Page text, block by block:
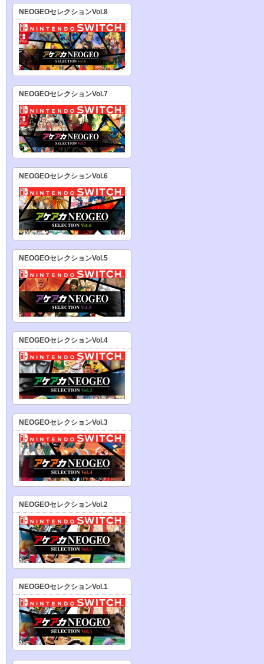
NEOGEOセレクションVol.8
NEOGEOセレクションVol.7
NEOGEOセレクションVol.6
NEOGEOセレクションVol.5
NEOGEOセレクションVol.4
NEOGEOセレクションVol.3
NEOGEOセレクションVol.2
NEOGEOセレクションVol.1